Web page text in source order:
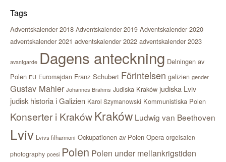
Tags
Adventskalender 2018 Adventskalender 2019 Adventskalender 2020
adventskalender 2021 adventskalender 2022 adventskalender 2023
avantgarde Dagens anteckning Delningen av
Polen EU Euromajdan Franz Schubert Förintelsen galizien gender
Gustav Mahler Johannes Brahms Judiska Kraków judiska Lviv
judisk historia i Galizien Karol Szymanowski Kommunistiska Polen
Konserter i KrakówKraków Ludwig van Beethoven
Lviv Lvivs filharmoni Ockupationen av Polen Opera orgelsalen
photography poesi Polen Polen under mellankrigstiden